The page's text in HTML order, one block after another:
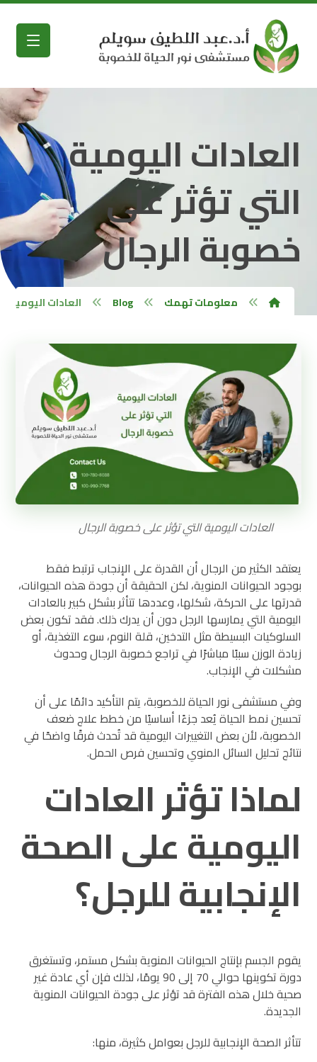
العادات اليومية
التي تؤثر على
خصوبة الرجال
معلومات تهمك Blog العادات اليومية
العادات اليومية التي تؤثر على خصوبة الرجال
يعتقد الكثير من الرجال أن القدرة على الإنجاب ترتبط فقط
بوجود الحيوانات المنوية، لكن الحقيقة أن جودة هذه الحيوانات،
قدرتها على الحركة، شكلها، وعددها تتأثر بشكل كبير بالعادات
اليومية التي يمارسها الرجل دون أن يدرك ذلك. فقد تكون بعض
السلوكيات البسيطة مثل التدخين، قلة النوم، سوء التغذية، أو
زيادة الوزن سببًا مباشرًا في تراجع خصوبة الرجال وحدوث
مشكلات في الإنجاب.
وفي مستشفى نور الحياة للخصوبة، يتم التأكيد دائمًا على أن
تحسين نمط الحياة يُعد جزءًا أساسيًا من خطط علاج ضعف
الخصوبة، لأن بعض التغييرات اليومية قد تُحدث فرقًا واضحًا في
نتائج تحليل السائل المنوي وتحسين فرص الحمل.
لماذا تؤثر العادات
اليومية على الصحة
الإنجابية للرجل؟
يقوم الجسم بإنتاج الحيوانات المنوية بشكل مستمر، وتستغرق
دورة تكوينها حوالي 70 إلى 90 يومًا، لذلك فإن أي عادة غير
صحية خلال هذه الفترة قد تؤثر على جودة الحيوانات المنوية
الجديدة.
تتأثر الصحة الإنجابية للرجل بعوامل كثيرة، منها: